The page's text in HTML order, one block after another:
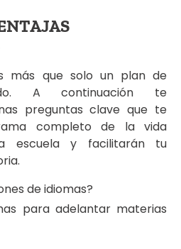
más que solo un plan de
A continuación te
preguntas clave que te
completo de la vida
escuela y facilitarán tu
de idiomas?
para adelantar materias